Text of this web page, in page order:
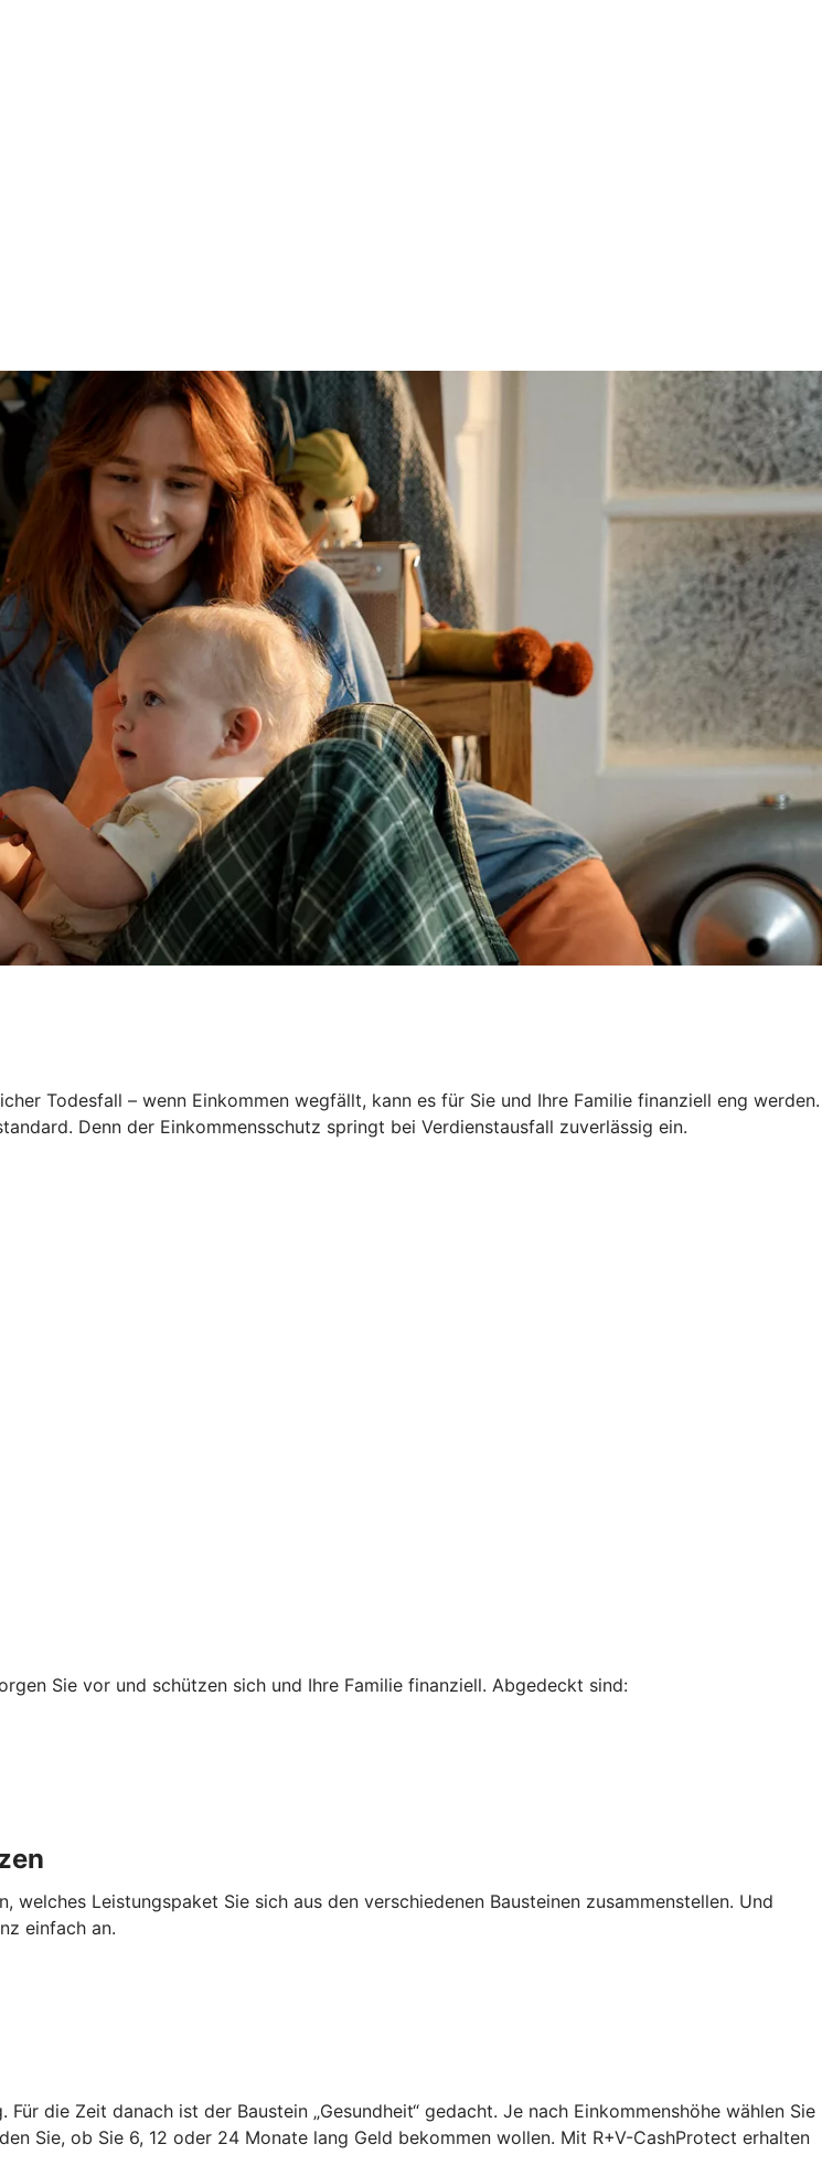
Todesfall – wenn Einkommen wegfällt, kann es für Sie und Ihre Familie finanziell eng werden.
Denn der Einkommensschutz springt bei Verdienstausfall zuverlässig ein.
Sie vor und schützen sich und Ihre Familie finanziell. Abgedeckt sind:
Leistungspaket Sie sich aus den verschiedenen Bausteinen zusammenstellen. Und
einfach an.
die Zeit danach ist der Baustein „Gesundheit“ gedacht. Je nach Einkommenshöhe wählen Sie
Sie, ob Sie 6, 12 oder 24 Monate lang Geld bekommen wollen. Mit R+V-CashProtect erhalten